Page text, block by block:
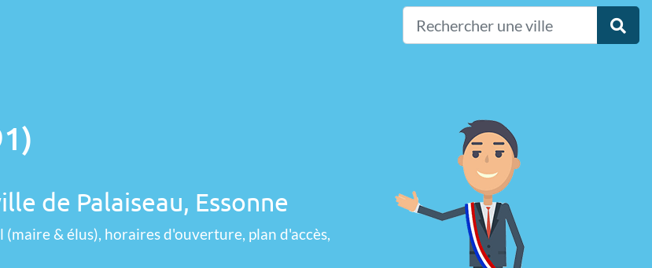
de Palaiseau, Essonne
& élus), horaires d'ouverture, plan d'accès,